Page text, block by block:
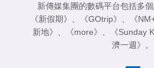
新傳媒集團的數碼平台包括多
《新假期》
《GOtrip》 《
新地》
《more》 《Sunday
濟一週》
。